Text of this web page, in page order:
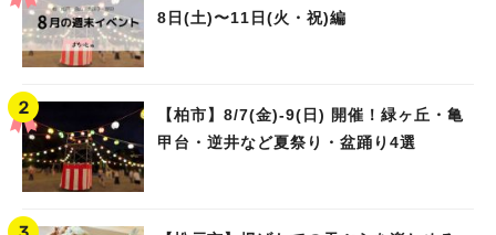
8日(土)〜11日(火・祝)編
【柏市】8/7(金)‐9(日) 開催！緑ヶ丘・亀
甲台・逆井など夏祭り・盆踊り4選